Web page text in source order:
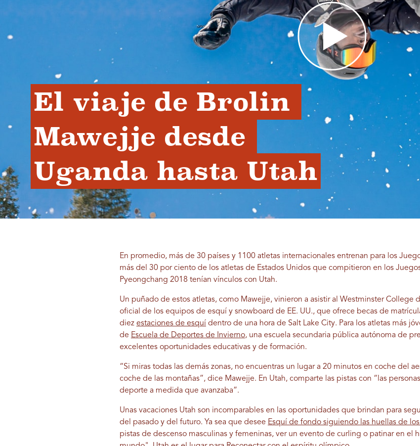
El viaje de Brolin
Mawejje desde
Uganda hasta Utah
En promedio, más de 30 países y 1100 atletas internacionales entrenan para los
más del 30 por ciento de los atletas de Estados Unidos que compitieron en los
Pyeongchang 2018 tenían vínculos con Utah.
Un puñado de estos atletas, como Mawejje, vinieron a asistir al Westminster College
oficial de los equipos de esquí y snowboard de EE. UU., que ofrece becas de
diez estaciones de esquí dentro de una hora de Salt Lake City. Para los atletas más
de Escuela de Deportes de Invierno, una escuela secundaria pública autónoma de
excelentes oportunidades educativas y de formación.
“Si miras todas las demás zonas, no encuentras un lugar a 20 minutos en coche del
coche de las montañas”, dice Mawejje. En Utah, comparte las pistas con “las
deporte a medida que avanzaba”.
Unas vacaciones Utah son incomparables en las oportunidades que brindan para
del pasado y del futuro. Ya sea que desee Esquí de fondo siguiendo las huellas de
pistas de descenso masculinas y femeninas, ver un evento de curling o patinar en el